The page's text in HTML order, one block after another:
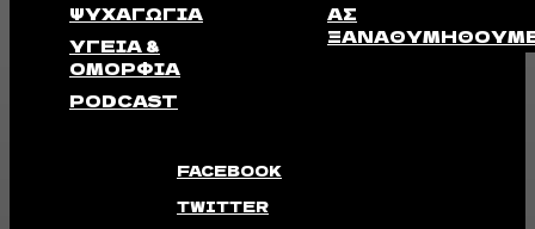
ΨΥΧΑΓΩΓΊΑ
ΥΓΕΊΑ &
ΟΜΟΡΦΙΆ
PODCAST
ΑΣ
FACEBOOK
TWITTER